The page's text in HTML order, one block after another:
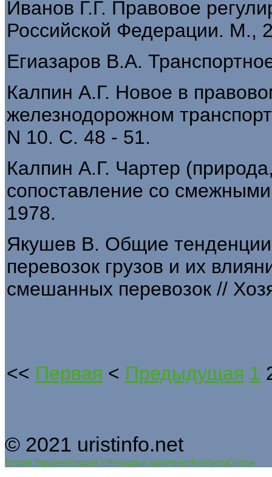
Иванов Г.Г. Правовое
Российской Федерации. М.,
Егиазаров В.А.
Калпин А.Г. Новое в
железнодорожном
N 10. С. 48 - 51.
Калпин А.Г. Чартер
сопоставление со
1978.
Якушев В. Общие тенденции
перевозок грузов и их
смешанных перевозок //
<< Первая < Предыдущая 1
© 2021 uristinfo.net
Історія УкраїниИстория РФИсковые заявленияКонтактыСтатьи